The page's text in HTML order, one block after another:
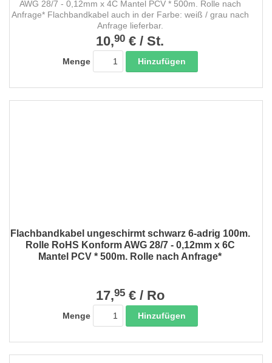
AWG 28/7 - 0,12mm x 4C Mantel PCV * 500m. Rolle nach
Anfrage* Flachbandkabel auch in der Farbe: weiß / grau nach
Anfrage lieferbar.
10,90 € / St.
Menge Hinzufügen
Flachbandkabel ungeschirmt schwarz 6-adrig 100m.
Rolle RoHS Konform AWG 28/7 - 0,12mm x 6C
Mantel PCV * 500m. Rolle nach Anfrage*
17,95€/ Ro
Menge Hinzufügen